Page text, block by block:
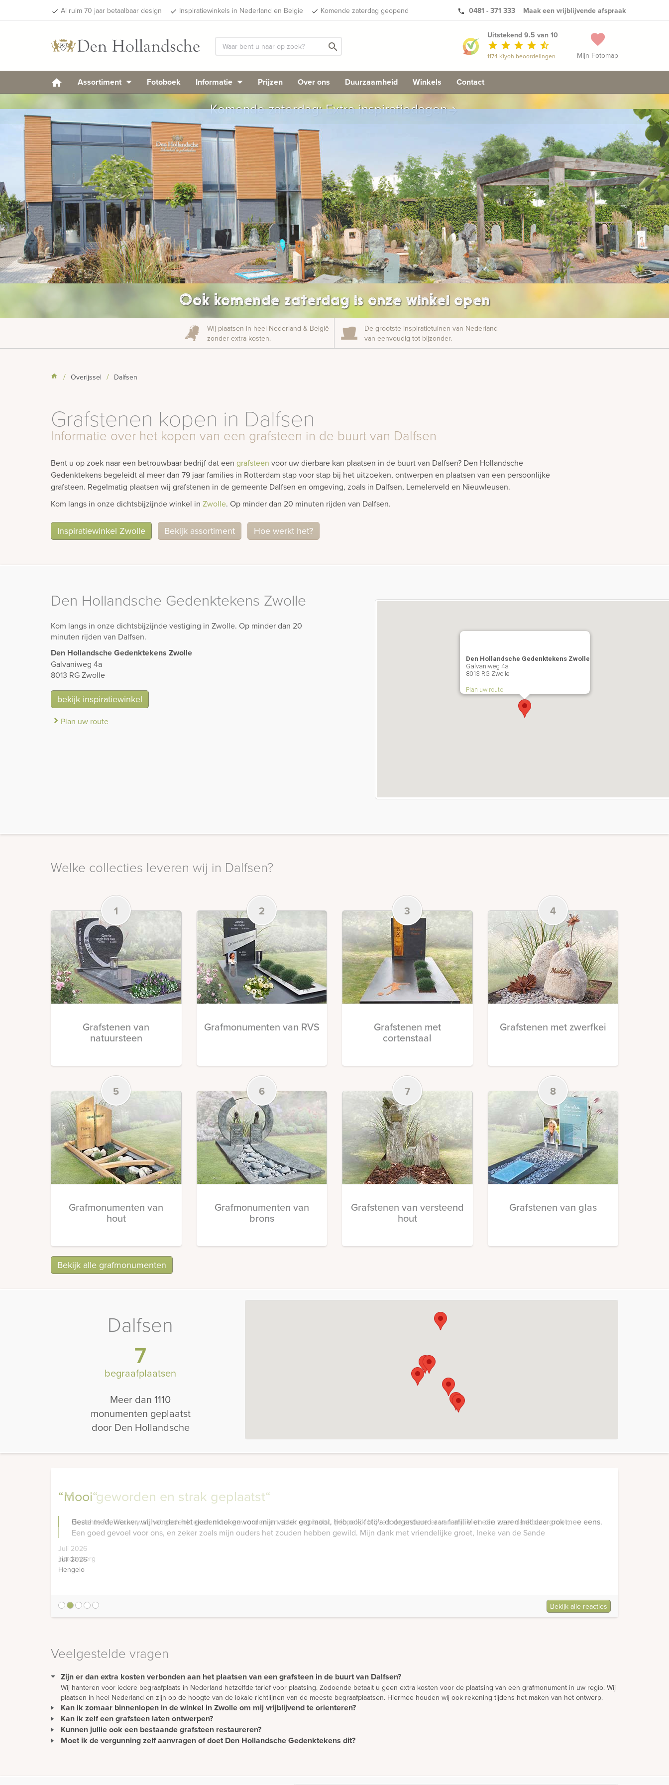
done Al ruim 70 jaar betaalbaar design done Inspiratiewinkels in Nederland en Belgie done Komende zaterdag geopend phone 0481 - 371 333 Maak een vrijblijvende afspraak
search favorite
Mijn Fotomap
Uitstekend 9.5 van 10
star star star star star_half
1174 Kiyoh beoordelingen
Assortiment Fotoboek Informatie Prijzen Over ons Duurzaamheid Winkels Contact
Komende zaterdag: Extra inspiratiedagenarrow_forward
Ook komende zaterdag is onze winkel open
Wij plaatsen in heel Nederland & België
zonder extra kosten.
De grootste inspiratietuinen van Nederland
van eenvoudig tot bijzonder.
Overijssel Dalfsen
Grafstenen kopen in Dalfsen
Informatie over het kopen van een grafsteen in de buurt van Dalfsen
Bent u op zoek naar een betrouwbaar bedrijf dat een grafsteen voor uw dierbare kan plaatsen in de buurt van Dalfsen? Den Hollandsche
Gedenktekens begeleidt al meer dan 79 jaar families in Rotterdam stap voor stap bij het uitzoeken, ontwerpen en plaatsen van een persoonlijke
grafsteen. Regelmatig plaatsen wij grafstenen in de gemeente Dalfsen en omgeving, zoals in Dalfsen, Lemelerveld en Nieuwleusen.
Kom langs in onze dichtsbijzijnde winkel in Zwolle. Op minder dan 20 minuten rijden van Dalfsen.
Inspiratiewinkel Zwolle Bekijk assortiment Hoe werkt het?
Den Hollandsche Gedenktekens Zwolle
Kom langs in onze dichtsbijzijnde vestiging in Zwolle. Op minder dan 20
minuten rijden van Dalfsen.
Den Hollandsche Gedenktekens Zwolle
Galvaniweg 4a
8013 RG Zwolle
bekijk inspiratiewinkel
Plan uw route
Den Hollandsche Gedenktekens Zwolle
Galvaniweg 4a
8013 RG Zwolle
Plan uw route
Welke collecties leveren wij in Dalfsen?
1
Grafstenen van
natuursteen
2
Grafmonumenten van RVS
3
Grafstenen met
cortenstaal
4
Grafstenen met zwerfkei
5
Grafmonumenten van
hout
6
Grafmonumenten van
brons
7
Grafstenen van versteend
hout
8
Grafstenen van glas
Bekijk alle grafmonumenten
Dalfsen
7
begraafplaatsen
Meer dan 1110
monumenten geplaatst
door Den Hollandsche
Bekijk alle reacties
“mooi geworden en strak geplaatst“
Geachte M, Wauw wat het gedenkteken mooi geworden en strak geplaatst. (Hopelijk blijven de andere er van af). Met een zeer dankbare groet,
Juli 2026
Hardenberg
Veelgestelde vragen
Zijn er dan extra kosten verbonden aan het plaatsen van een grafsteen in de buurt van Dalfsen?
Wij hanteren voor iedere begraafplaats in Nederland hetzelfde tarief voor plaatsing. Zodoende betaalt u geen extra kosten voor de plaatsing van een grafmonument in uw regio. Wij
plaatsen in heel Nederland en zijn op de hoogte van de lokale richtlijnen van de meeste begraafplaatsen. Hiermee houden wij ook rekening tijdens het maken van het ontwerp.
Kan ik zomaar binnenlopen in de winkel in Zwolle om mij vrijblijvend te orienteren?
U kunt gewoon langskomen om rustig ideeën op te doen en te oriënteren. Wilt u advies? Dan is het verstandig om een afspraak te maken. Zo hoeft u niet onnodig te wachten en
wordt u direct geholpen.
Kan ik zelf een grafsteen laten ontwerpen?
Een mooie en persoonlijke grafsteen moet natuurlijk eerst ontworpen worden. We bieden u de mogelijkheid om vanuit uw eigen ontwerp een gedenkteken te realiseren maar u
kunt er natuurlijk ook voor kiezen om het ontwerp geheel vrijblijvend en gratis door onze adviseurs te laten maken. We staan open voor al uw ideeën.
Kunnen jullie ook een bestaande grafsteen restaureren?
Het is zeker mogelijk om een bestaande grafsteen te restaureren. Houdt u wel rekening met kosten voor het afhalen van de grafsteen en het reinigen van het monument. In veel
Moet ik de vergunning zelf aanvragen of doet Den Hollandsche Gedenktekens dit?